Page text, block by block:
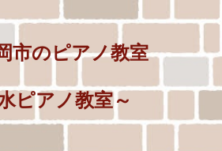
市のピアノ教室
ピアノ教室～